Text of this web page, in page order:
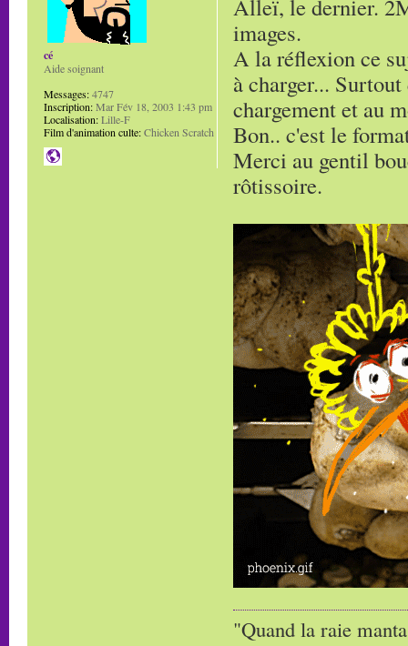
Alleï, le dernier.
images.
A la réflexion ce
à charger...
chargement et au
Bon.. c'est le
Merci au gentil
rôtissoire.
"Quand la raie
cé
Aide soignant
Messages:4747
Inscription:Mar Fév 18, 2003 1:43 pm
Localisation:Lille-F
Film d'animation culte:Chicken Scratch